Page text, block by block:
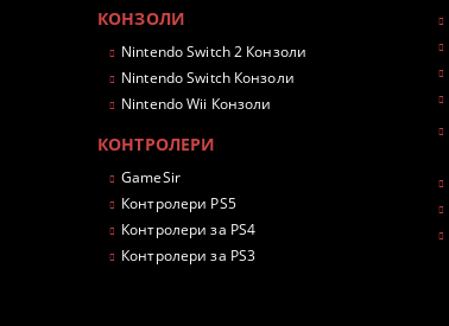
КОНЗОЛИ
Nintendo Switch 2 Конзоли
Nintendo Switch Конзоли
Nintendo Wii Конзоли
КОНТРОЛЕРИ
GameSir
Контролери PS5
Контролери за PS4
Контролери за PS3